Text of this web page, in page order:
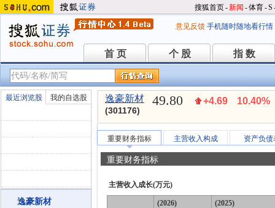
搜狐首页-新闻 -体育-S
意见反馈 手机随时随地看行情
首 页
首 页 个 股
个 股 指 数
指 数
最近浏览股 我的自选股
逸豪新材
逸豪新材
(301176)
49.80 +4.69 10.40%
重要财务指标 主营收入构成 资产负债
重要财务指标
主营收入成长(万元)
(2026)
(2025)